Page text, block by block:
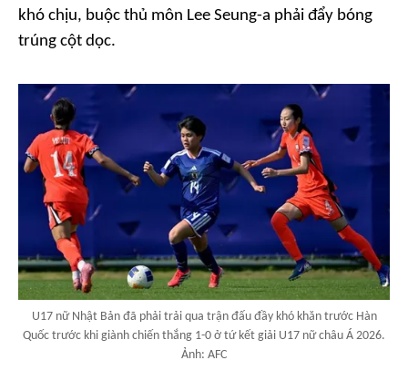
khó chịu, buộc thủ môn Lee Seung-a phải đẩy bóng
trúng cột dọc.
U17 nữ Nhật Bản đã phải trải qua trận đấu đầy khó khăn trước Hàn
Quốc trước khi giành chiến thắng 1-0 ở tứ kết giải U17 nữ châu Á 2026.
Ảnh: AFC